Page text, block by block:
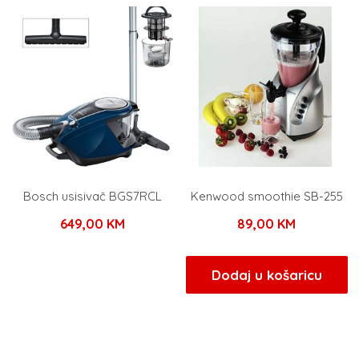
Bosch usisivač BGS7RCL
649,00 KM
Kenwood smoothie SB-255
89,00 KM
Dodaj u košaricu